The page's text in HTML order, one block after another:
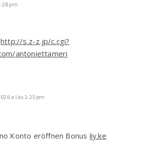
pm
http://s.z-z.jp/c.cgi?
antoniettameri
a las 1:25 pm
Konto eröffnen Bonus liy.ke